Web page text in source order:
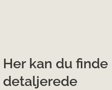
Her kan du finde
detaljerede